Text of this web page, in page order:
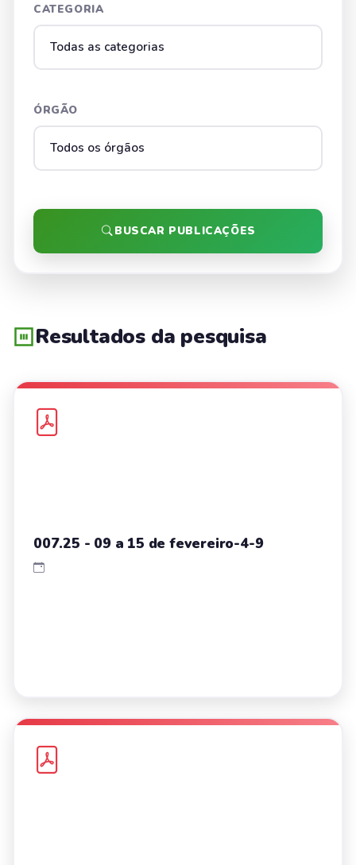
CATEGORIA
ÓRGÃO
BUSCAR PUBLICAÇÕES
Resultados da pesquisa
007.25 - 09 a 15 de fevereiro-4-9